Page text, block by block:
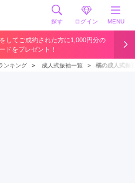
探す ログイン MENU
してご成約された方に1,000円分の
ドをプレゼント！
ンキング ＞ 成人式振袖一覧 ＞ 橘の成人式振